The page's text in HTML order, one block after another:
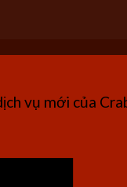
vụ mới của